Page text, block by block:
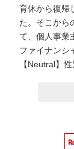
育休から復帰
た。そこから
て、個人事業
ファイナンシ
【Neutral】